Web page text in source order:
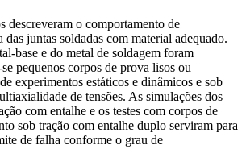
descreveram o comportamento de
das juntas soldadas com material adequado.
base e do metal de soldagem foram
pequenos corpos de prova lisos ou
experimentos estáticos e dinâmicos e sob
de tensões. As simulações dos
com entalhe e os testes com corpos de
sob tração com entalhe duplo serviram para
de falha conforme o grau de